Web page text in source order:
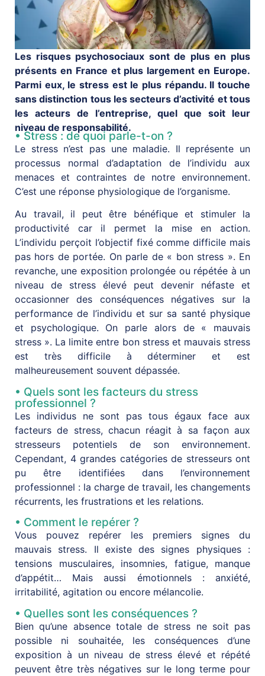
Les risques psychosociaux sont de plus en plus
présents en France et plus largement en Europe.
Parmi eux, le stress est le plus répandu. Il touche
sans distinction tous les secteurs d’activité et tous
les acteurs de l’entreprise, quel que soit leur
niveau de responsabilité.
• Stress : de quoi parle-t-on ?
Le stress n’est pas une maladie. Il représente un
processus normal d’adaptation de l’individu aux
menaces et contraintes de notre environnement.
C’est une réponse physiologique de l’organisme.
Au travail, il peut être bénéfique et stimuler la
productivité car il permet la mise en action.
L’individu perçoit l’objectif fixé comme difficile mais
pas hors de portée. On parle de « bon stress ». En
revanche, une exposition prolongée ou répétée à un
niveau de stress élevé peut devenir néfaste et
occasionner des conséquences négatives sur la
performance de l’individu et sur sa santé physique
et psychologique. On parle alors de « mauvais
stress ». La limite entre bon stress et mauvais stress
est très difficile à déterminer et est
malheureusement souvent dépassée.
• Quels sont les facteurs du stress
professionnel ?
Les individus ne sont pas tous égaux face aux
facteurs de stress, chacun réagit à sa façon aux
stresseurs potentiels de son environnement.
Cependant, 4 grandes catégories de stresseurs ont
pu être identifiées dans l’environnement
professionnel : la charge de travail, les changements
récurrents, les frustrations et les relations.
• Comment le repérer ?
Vous pouvez repérer les premiers signes du
mauvais stress. Il existe des signes physiques :
tensions musculaires, insomnies, fatigue, manque
d’appétit… Mais aussi émotionnels : anxiété,
irritabilité, agitation ou encore mélancolie.
• Quelles sont les conséquences ?
Bien qu’une absence totale de stress ne soit pas
possible ni souhaitée, les conséquences d’une
exposition à un niveau de stress élevé et répété
peuvent être très négatives sur le long terme pour